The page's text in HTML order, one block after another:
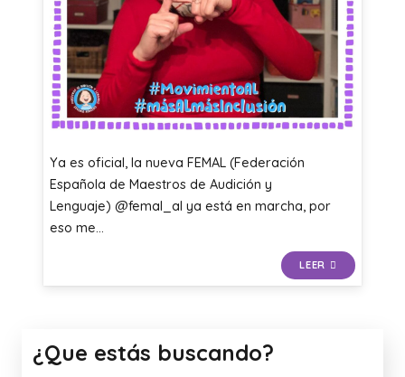
Ya es oficial, la nueva FEMAL (Federación
Española de Maestros de Audición y
Lenguaje) @femal_al ya está en marcha, por
eso me…
LEER
¿Que estás buscando?